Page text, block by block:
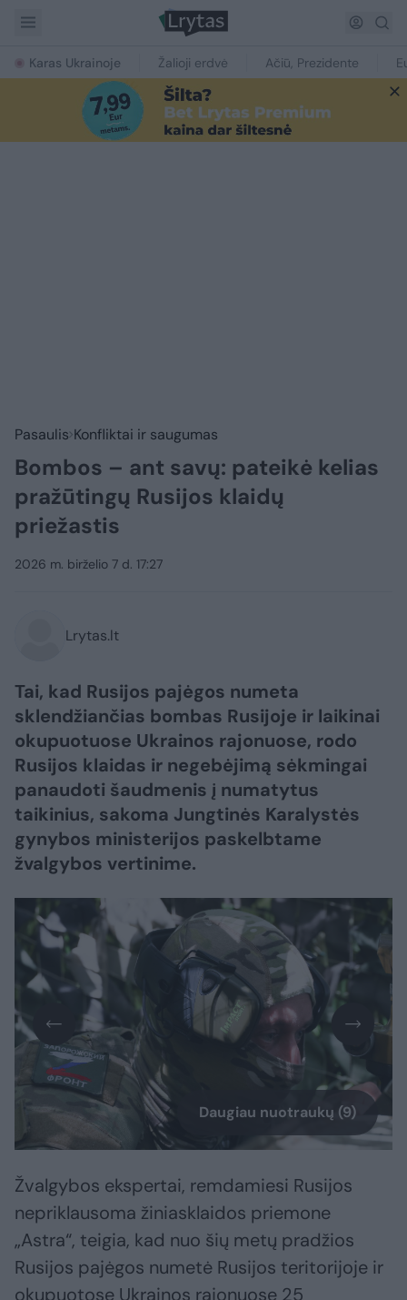
Karas Ukrainoje Žalioji erdvė Ačiū, Prezidente
Pasaulis Konfliktai ir saugumas
Bombos – ant savų: pateikė kelias
pražūtingų Rusijos klaidų
priežastis
2026 m. birželio 7 d. 17:27
Lrytas.lt
Tai, kad Rusijos pajėgos numeta
sklendžiančias bombas Rusijoje ir laikinai
okupuotuose Ukrainos rajonuose, rodo
Rusijos klaidas ir negebėjimą sėkmingai
panaudoti šaudmenis į numatytus
taikinius, sakoma Jungtinės Karalystės
gynybos ministerijos paskelbtame
žvalgybos vertinime.
Daugiau nuotraukų (9)
Žvalgybos ekspertai, remdamiesi Rusijos
nepriklausoma žiniasklaidos priemone
„Astra“, teigia, kad nuo šių metų pradžios
Rusijos pajėgos numetė Rusijos teritorijoje ir
okupuotose Ukrainos rajonuose 25